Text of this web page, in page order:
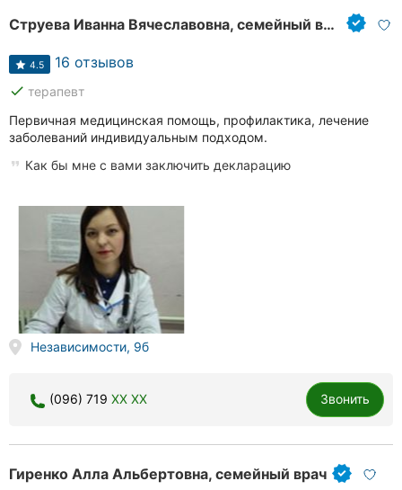
Струева Иванна Вячеславовна, семейный врач
4.5 16 отзывов
done терапевт
Первичная медицинская помощь, профилактика, лечение
заболеваний индивидуальным подходом.
Как бы мне с вами заключить декларацию
Независимости, 9б
(096) 719 XX XX Звонить
Гиренко Алла Альбертовна, семейный врач